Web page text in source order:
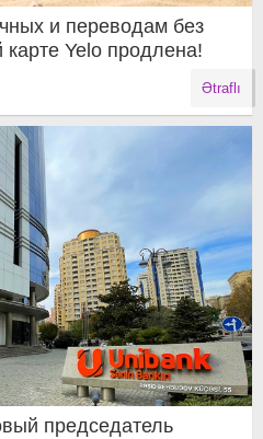
и переводам без
карте Yelo продлена!
Ətraflı
председатель